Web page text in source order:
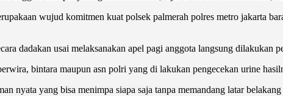
wujud komitmen kuat polsek palmerah polres metro jakarta
dadakan usai melaksanakan apel pagi anggota langsung dilakukan
bintara maupun asn polri yang di lakukan pengecekan urine
nyata yang bisa menimpa siapa saja tanpa memandang latar